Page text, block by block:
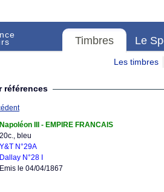
Timbres Le
Les timbres
références
Napoléon III - EMPIRE FRANCAIS
20c., bleu
Y&T N°29A
Dallay N°28 I
Emis le 04/04/1867